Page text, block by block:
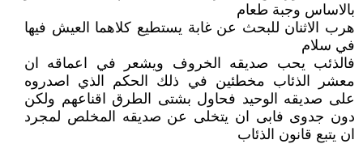
بالاساس وجبة طعام
هرب الاثنان للبحث عن غابة يستطيع كلاهما العيش فيها
في سلام
فالذئب يحب صديقه الخروف ويشعر في اعماقه ان
معشر الذئاب مخطئين في ذلك الحكم الذي اصدروه
على صديقه الوحيد فحاول بشتى الطرق اقناعهم ولكن
دون جدوى فابى ان يتخلى عن صديقه المخلص لمجرد
ان يتبع قانون الذئاب